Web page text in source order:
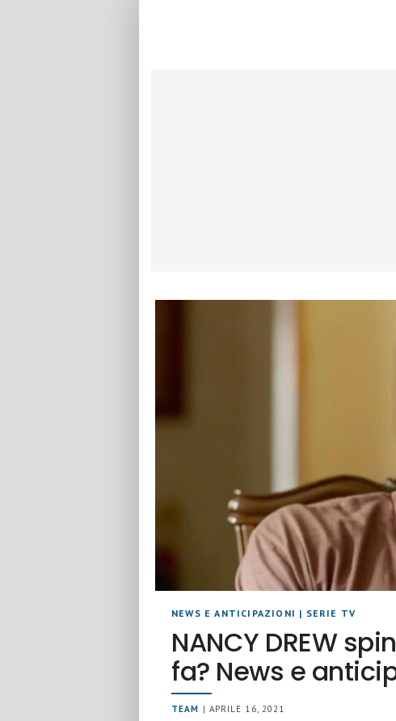
NEWS E ANTICIPAZIONI | SERIE TV
NANCY DREW
fa? News e
TEAM | APRILE 16, 2021